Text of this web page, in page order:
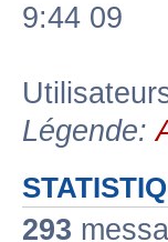
9:44 09
Légende:
293